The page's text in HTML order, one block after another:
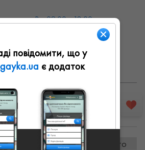
Вт: 09:00 - 18:00
Сб: 09:00 - 18:00
0 фото
повідомити, що у
є додаток